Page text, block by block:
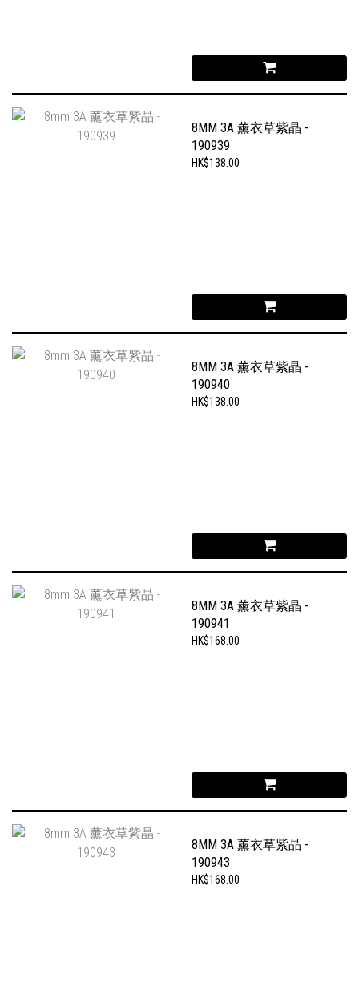
8MM 3A 薰衣草紫晶 -
190939
HK$138.00
8MM 3A 薰衣草紫晶 -
190940
HK$138.00
8MM 3A 薰衣草紫晶 -
190941
HK$168.00
8MM 3A 薰衣草紫晶 -
190943
HK$168.00